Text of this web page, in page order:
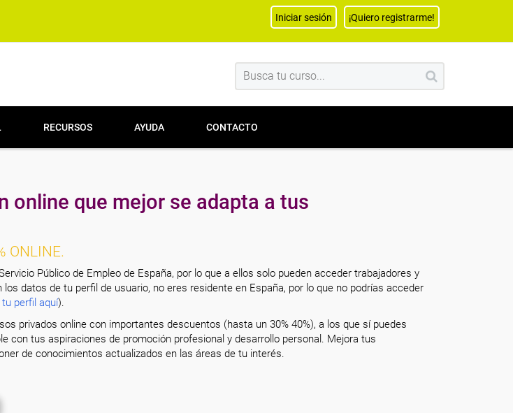
Iniciar sesión ¡Quiero registrarme!
RECURSOS AYUDA CONTACTO
online que mejor se adapta a tus
ONLINE.
Público de Empleo de España, por lo que a ellos solo pueden acceder trabajadores y
datos de tu perfil de usuario, no eres residente en España, por lo que no podrías acceder
perfil aquí).
privados online con importantes descuentos (hasta un 30% 40%), a los que sí puedes
con tus aspiraciones de promoción profesional y desarrollo personal. Mejora tus
de conocimientos actualizados en las áreas de tu interés.